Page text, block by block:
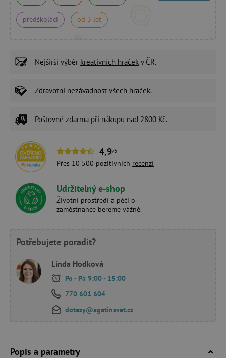
předškoláci od 3 let
Nejširší výběr kreativních hraček v ČR.
Zdravotní nezávadnost všech hraček.
Poštovné zdarma při nákupu nad 2800 Kč.
4,9/5
Přes 10 500 pozitivních recenzí
Udržitelný e-shop
Životní prostředí a péči o
zaměstnance bereme vážně.
Potřebujete poradit?
Linda Hodková
Po - Pá 9:00 - 15:00
770 601 604
dotazy@agatinsvet.cz
Popis a parametry